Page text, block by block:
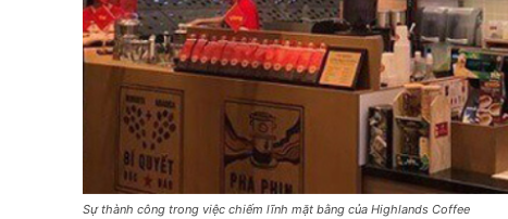
Sự thành công trong việc chiếm lĩnh mặt bằng của Highlands Coffee